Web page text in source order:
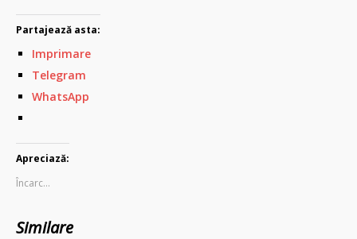
Partajează asta:
Imprimare
Telegram
WhatsApp
Apreciază:
Încarc...
Similare